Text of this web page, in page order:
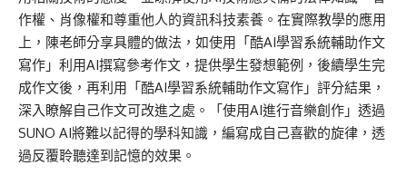
作權、肖像權和尊重他人的資訊科技素養。在實際教學的應用
上，陳老師分享具體的做法，如使用「酷AI學習系統輔助作文
寫作」利用AI撰寫參考作文，提供學生發想範例，後續學生完
成作文後，再利用「酷AI學習系統輔助作文寫作」評分結果，
深入瞭解自己作文可改進之處。「使用AI進行音樂創作」透過
SUNO AI將難以記得的學科知識，編寫成自己喜歡的旋律，透
過反覆聆聽達到記憶的效果。